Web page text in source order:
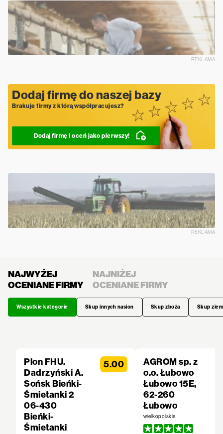
REKLAMA
Dodaj firmę do naszej bazy
Brakuje firmy z którą współpracujesz?
Dodaj firmę i oceń jako pierwszy!
REKLAMA
NAJWYŻEJ
OCENIANE FIRMY
NAJNIŻEJ
OCENIANE FIRMY
Wszystkie kategorie Skup innych nasion Skup zboża Skup
Plon FHU.
Dadrzyński A.
Sońsk Bieńki-
Śmietanki 2
06-430
Bieńki-
Śmietanki
5.00
AGROM sp. z
o.o. Łubowo
Łubowo 15E,
62-260
Łubowo
wielkopolskie